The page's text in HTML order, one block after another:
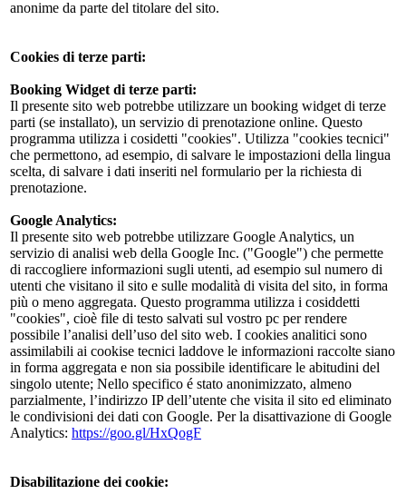
anonime da parte del titolare del sito.
Cookies di terze parti:
Booking Widget di terze parti:
Il presente sito web potrebbe utilizzare un booking widget di terze
parti (se installato), un servizio di prenotazione online. Questo
programma utilizza i cosidetti "cookies". Utilizza "cookies tecnici"
che permettono, ad esempio, di salvare le impostazioni della lingua
scelta, di salvare i dati inseriti nel formulario per la richiesta di
prenotazione.
Google Analytics:
Il presente sito web potrebbe utilizzare Google Analytics, un
servizio di analisi web della Google Inc. ("Google") che permette
di raccogliere informazioni sugli utenti, ad esempio sul numero di
utenti che visitano il sito e sulle modalità di visita del sito, in forma
più o meno aggregata. Questo programma utilizza i cosiddetti
"cookies", cioè file di testo salvati sul vostro pc per rendere
possibile l’analisi dell’uso del sito web. I cookies analitici sono
assimilabili ai cookise tecnici laddove le informazioni raccolte siano
in forma aggregata e non sia possibile identificare le abitudini del
singolo utente; Nello specifico é stato anonimizzato, almeno
parzialmente, l’indirizzo IP dell’utente che visita il sito ed eliminato
le condivisioni dei dati con Google. Per la disattivazione di Google
Analytics: https://goo.gl/HxQogF
Disabilitazione dei cookie: